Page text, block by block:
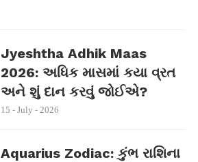
Jyeshtha Adhik Maas
2026: અધિક માસમાં કયા વ્રત
અને શું દાન કરવું જોઈએ?
15 - July - 2026
Aquarius Zodiac: કુંભ રાશિના